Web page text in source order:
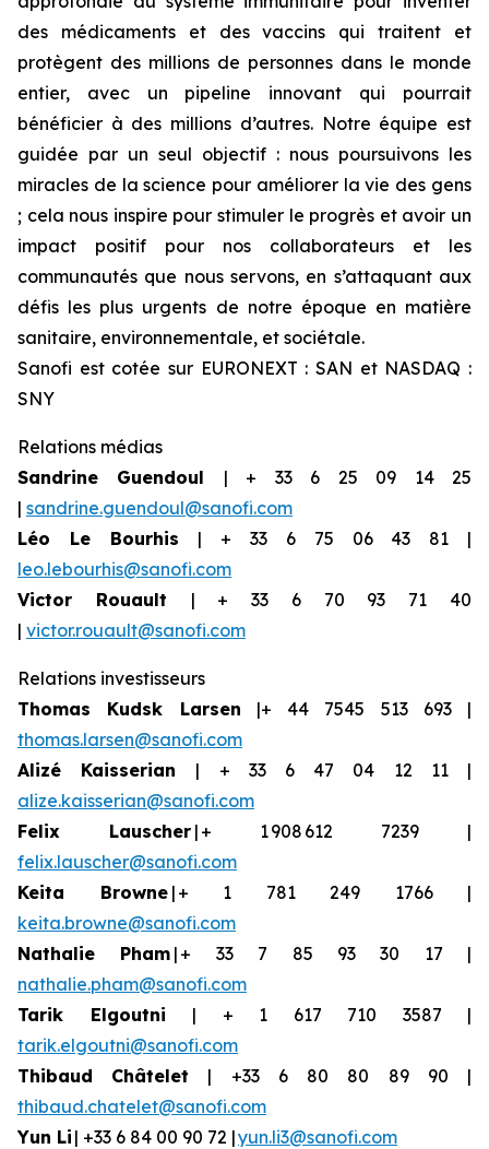
des médicaments et des vaccins qui traitent et
protègent des millions de personnes dans le monde
entier, avec un pipeline innovant qui pourrait
bénéficier à des millions d’autres. Notre équipe est
guidée par un seul objectif : nous poursuivons les
miracles de la science pour améliorer la vie des gens
; cela nous inspire pour stimuler le progrès et avoir un
impact positif pour nos collaborateurs et les
communautés que nous servons, en s’attaquant aux
défis les plus urgents de notre époque en matière
sanitaire, environnementale, et sociétale.
Sanofi est cotée sur EURONEXT : SAN et NASDAQ :
SNY
Relations médias
Sandrine Guendoul | + 33 6 25 09 14 25
| sandrine.guendoul@sanofi.com
Léo Le Bourhis | + 33 6 75 06 43 81 |
leo.lebourhis@sanofi.com
Victor Rouault | + 33 6 70 93 71 40
| victor.rouault@sanofi.com
Relations investisseurs
Thomas Kudsk Larsen |+ 44 7545 513 693 |
thomas.larsen@sanofi.com
Alizé Kaisserian | + 33 6 47 04 12 11 |
alize.kaisserian@sanofi.com
Felix Lauscher | + 1 908 612 7239 |
felix.lauscher@sanofi.com
Keita Browne | + 1 781 249 1766 |
keita.browne@sanofi.com
Nathalie Pham | + 33 7 85 93 30 17 |
nathalie.pham@sanofi.com
Tarik Elgoutni | + 1 617 710 3587 |
tarik.elgoutni@sanofi.com
Thibaud
Châtelet | +33 6 80 80 89 90 |
thibaud.chatelet@sanofi.com
Yun Li | +33 6 84 00 90 72 |yun.li3@sanofi.com